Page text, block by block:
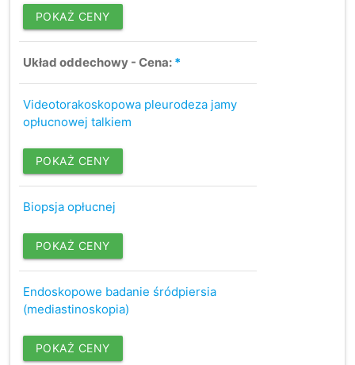
POKAŻ CENY
Układ oddechowy - Cena: *
Videotorakoskopowa pleurodeza jamy
opłucnowej talkiem
POKAŻ CENY
Biopsja opłucnej
POKAŻ CENY
Endoskopowe badanie śródpiersia
(mediastinoskopia)
POKAŻ CENY